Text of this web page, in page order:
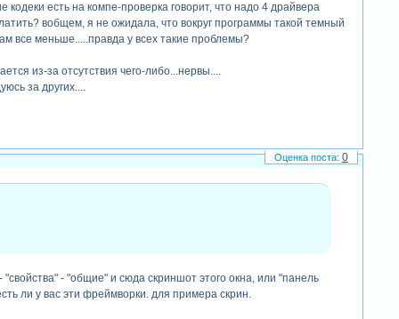
кодеки есть на компе-проверка говорит, что надо 4 драйвера
вобщем, я не ожидала, что вокруг программы такой темный
все меньше.....правда у всех такие проблемы?
из-за отсутствия чего-либо...нервы....
за других....
- "общие" и сюда скриншот этого окна, или "панель
ли у вас эти фреймворки. для примера скрин.
0